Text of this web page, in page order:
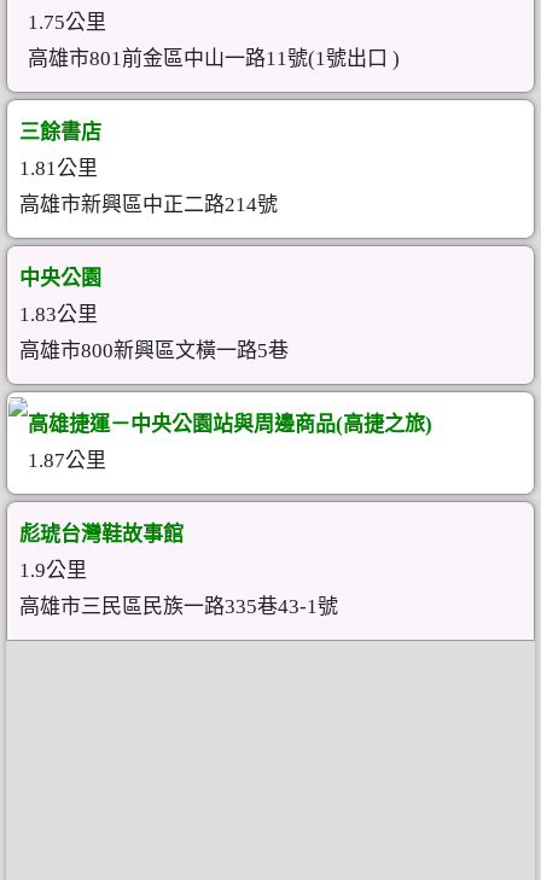
1.75公里
高雄市801前金區中山一路11號(1號出口 )
三餘書店
1.81公里
高雄市新興區中正二路214號
中央公園
1.83公里
高雄市800新興區文橫一路5巷
高雄捷運－中央公園站與周邊商品(高捷之旅)
1.87公里
彪琥台灣鞋故事館
1.9公里
高雄市三民區民族一路335巷43-1號